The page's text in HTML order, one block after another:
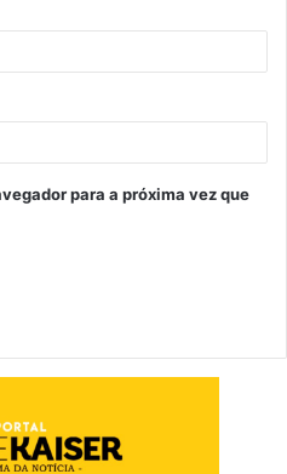
para a próxima vez que